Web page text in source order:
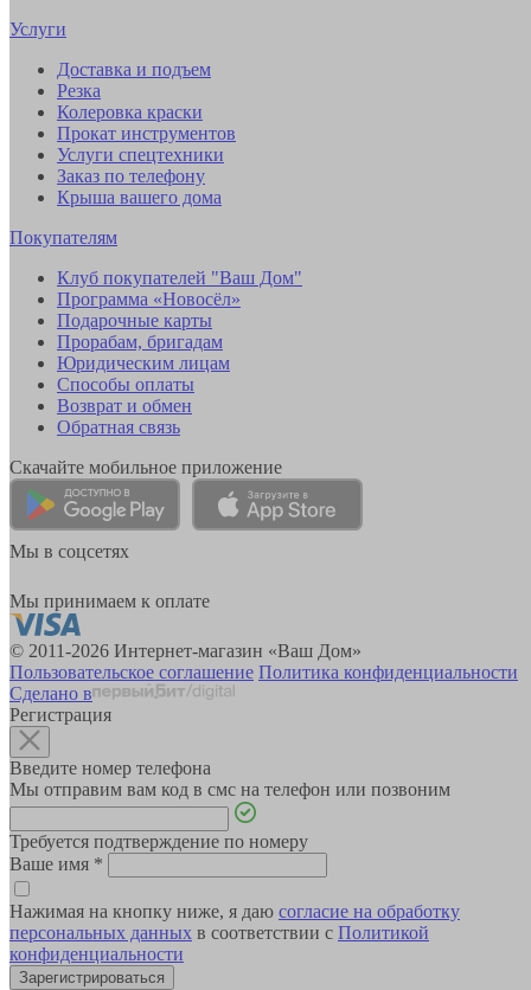
Услуги
Доставка и подъем
Резка
Колеровка краски
Прокат инструментов
Услуги спецтехники
Заказ по телефону
Крыша вашего дома
Покупателям
Клуб покупателей "Ваш Дом"
Программа «Новосёл»
Подарочные карты
Прорабам, бригадам
Юридическим лицам
Способы оплаты
Возврат и обмен
Обратная связь
Скачайте мобильное приложение
Мы в соцсетях
Мы принимаем к оплате
© 2011-2026 Интернет-магазин «Ваш Дом»
Пользовательское соглашение Политика конфиденциальности
Сделано в
Регистрация
Введите номер телефона
Мы отправим вам код в смс на телефон или позвоним
Требуется подтверждение по номеру
Ваше имя *
Нажимая на кнопку ниже, я даю согласие на обработку
персональных данных в соответствии с Политикой
конфиденциальности
Зарегистрироваться